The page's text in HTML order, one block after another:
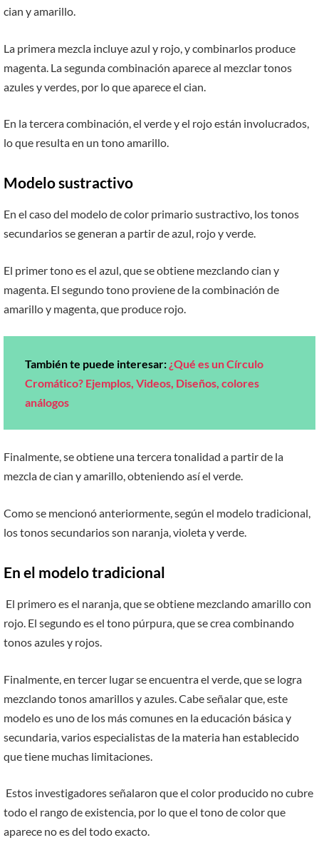
cian y amarillo.
La primera mezcla incluye azul y rojo, y combinarlos produce
magenta. La segunda combinación aparece al mezclar tonos
azules y verdes, por lo que aparece el cian.
En la tercera combinación, el verde y el rojo están involucrados,
lo que resulta en un tono amarillo.
Modelo sustractivo
En el caso del modelo de color primario sustractivo, los tonos
secundarios se generan a partir de azul, rojo y verde.
El primer tono es el azul, que se obtiene mezclando cian y
magenta. El segundo tono proviene de la combinación de
amarillo y magenta, que produce rojo.
También te puede interesar: ¿Qué es un Círculo
Cromático? Ejemplos, Videos, Diseños, colores
análogos
Finalmente, se obtiene una tercera tonalidad a partir de la
mezcla de cian y amarillo, obteniendo así el verde.
Como se mencionó anteriormente, según el modelo tradicional,
los tonos secundarios son naranja, violeta y verde.
En el modelo tradicional
El primero es el naranja, que se obtiene mezclando amarillo con
rojo. El segundo es el tono púrpura, que se crea combinando
tonos azules y rojos.
Finalmente, en tercer lugar se encuentra el verde, que se logra
mezclando tonos amarillos y azules. Cabe señalar que, este
modelo es uno de los más comunes en la educación básica y
secundaria, varios especialistas de la materia han establecido
que tiene muchas limitaciones.
Estos investigadores señalaron que el color producido no cubre
todo el rango de existencia, por lo que el tono de color que
aparece no es del todo exacto.